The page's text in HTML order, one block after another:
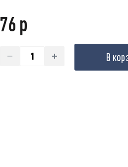
76 р
В